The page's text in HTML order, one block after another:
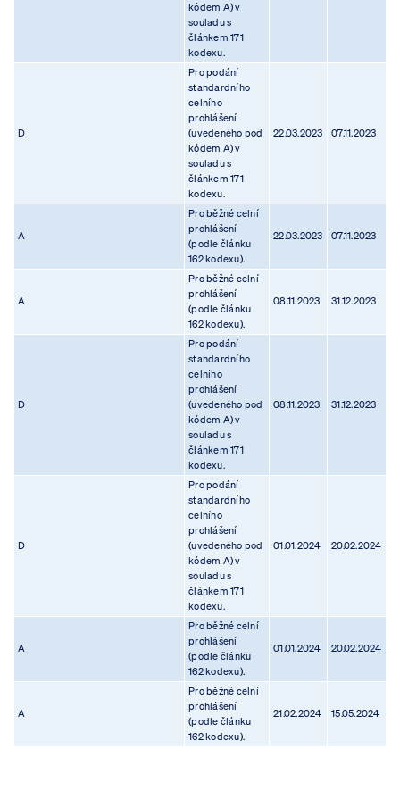
kódem A) v
souladu s
článkem 171
kodexu.
D
Pro podání
standardního
celního
prohlášení
(uvedeného pod
kódem A) v
souladu s
článkem 171
kodexu.
22.03.2023 07.11.2023
A
Pro běžné celní
prohlášení
(podle článku
162 kodexu).
22.03.2023 07.11.2023
A
Pro běžné celní
prohlášení
(podle článku
162 kodexu).
08.11.2023 31.12.2023
D
Pro podání
standardního
celního
prohlášení
(uvedeného pod
kódem A) v
souladu s
článkem 171
kodexu.
08.11.2023 31.12.2023
D
Pro podání
standardního
celního
prohlášení
(uvedeného pod
kódem A) v
souladu s
článkem 171
kodexu.
01.01.2024 20.02.2024
A
Pro běžné celní
prohlášení
(podle článku
162 kodexu).
01.01.2024 20.02.2024
A
Pro běžné celní
prohlášení
(podle článku
162 kodexu).
21.02.2024 15.05.2024